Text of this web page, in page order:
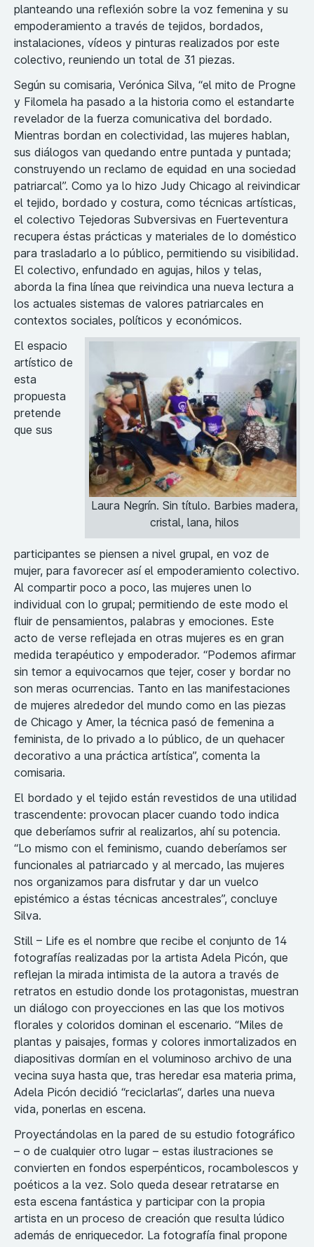
planteando una reflexión sobre la voz femenina y su
empoderamiento a través de tejidos, bordados,
instalaciones, vídeos y pinturas realizados por este
colectivo, reuniendo un total de 31 piezas.
Según su comisaria, Verónica Silva, “el mito de Progne
y Filomela ha pasado a la historia como el estandarte
revelador de la fuerza comunicativa del bordado.
Mientras bordan en colectividad, las mujeres hablan,
sus diálogos van quedando entre puntada y puntada;
construyendo un reclamo de equidad en una sociedad
patriarcal”. Como ya lo hizo Judy Chicago al reivindicar
el tejido, bordado y costura, como técnicas artísticas,
el colectivo Tejedoras Subversivas en Fuerteventura
recupera éstas prácticas y materiales de lo doméstico
para trasladarlo a lo público, permitiendo su visibilidad.
El colectivo, enfundado en agujas, hilos y telas,
aborda la fina línea que reivindica una nueva lectura a
los actuales sistemas de valores patriarcales en
contextos sociales, políticos y económicos.
Laura Negrín. Sin título. Barbies madera,
cristal, lana, hilos
El espacio
artístico de
esta
propuesta
pretende
que sus
participantes se piensen a nivel grupal, en voz de
mujer, para favorecer así el empoderamiento colectivo.
Al compartir poco a poco, las mujeres unen lo
individual con lo grupal; permitiendo de este modo el
fluir de pensamientos, palabras y emociones. Este
acto de verse reflejada en otras mujeres es en gran
medida terapéutico y empoderador. “Podemos afirmar
sin temor a equivocarnos que tejer, coser y bordar no
son meras ocurrencias. Tanto en las manifestaciones
de mujeres alrededor del mundo como en las piezas
de Chicago y Amer, la técnica pasó de femenina a
feminista, de lo privado a lo público, de un quehacer
decorativo a una práctica artística”, comenta la
comisaria.
El bordado y el tejido están revestidos de una utilidad
trascendente: provocan placer cuando todo indica
que deberíamos sufrir al realizarlos, ahí su potencia.
“Lo mismo con el feminismo, cuando deberíamos ser
funcionales al patriarcado y al mercado, las mujeres
nos organizamos para disfrutar y dar un vuelco
epistémico a éstas técnicas ancestrales”, concluye
Silva.
Still – Life es el nombre que recibe el conjunto de 14
fotografías realizadas por la artista Adela Picón, que
reflejan la mirada intimista de la autora a través de
retratos en estudio donde los protagonistas, muestran
un diálogo con proyecciones en las que los motivos
florales y coloridos dominan el escenario. “Miles de
plantas y paisajes, formas y colores inmortalizados en
diapositivas dormían en el voluminoso archivo de una
vecina suya hasta que, tras heredar esa materia prima,
Adela Picón decidió “reciclarlas“, darles una nueva
vida, ponerlas en escena.
Proyectándolas en la pared de su estudio fotográfico
– o de cualquier otro lugar – estas ilustraciones se
convierten en fondos esperpénticos, rocambolescos y
poéticos a la vez. Solo queda desear retratarse en
esta escena fantástica y participar con la propia
artista en un proceso de creación que resulta lúdico
además de enriquecedor. La fotografía final propone